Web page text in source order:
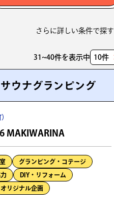
さらに詳しい条件で探す
31~40件を表示中
表
件
数
ウナグランピング
MAKIWARINA
グランピング・コテージ
DIY・リフォーム
オリジナル企画